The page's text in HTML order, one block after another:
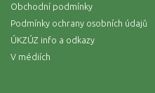
Obchodní podmínky
Podmínky ochrany osobních údajů
ÚKZÚZ info a odkazy
V médiích